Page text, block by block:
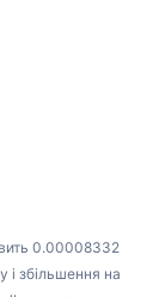
0.00008332
і збільшення на